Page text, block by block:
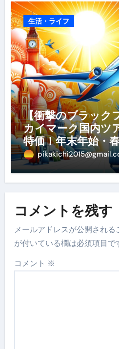
生活・ライフ
【衝撃のブラック
カイマーク国内ツ
特価！年末年始・
過ごす賢い予約ガ
コメントを残す
メールアドレスが公開される
が付いている欄は必須項目で
コメント ※